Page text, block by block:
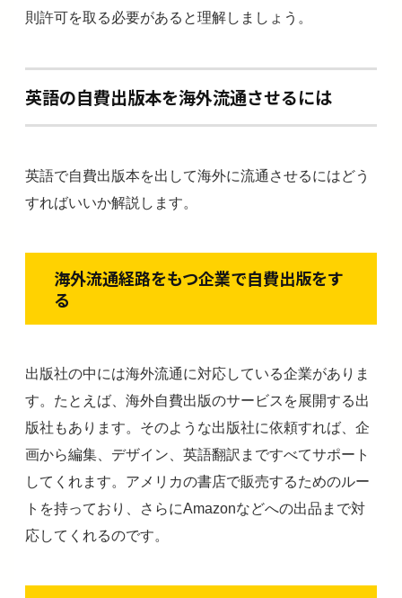
則許可を取る必要があると理解しましょう。
英語の自費出版本を海外流通させるには
英語で自費出版本を出して海外に流通させるにはどう
すればいいか解説します。
海外流通経路をもつ企業で自費出版をす
る
出版社の中には海外流通に対応している企業がありま
す。たとえば、海外自費出版のサービスを展開する出
版社もあります。そのような出版社に依頼すれば、企
画から編集、デザイン、英語翻訳まですべてサポート
してくれます。アメリカの書店で販売するためのルー
トを持っており、さらにAmazonなどへの出品まで対
応してくれるのです。